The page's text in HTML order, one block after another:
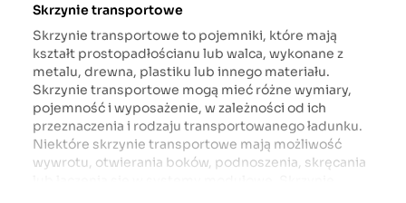
Skrzynie transportowe
Skrzynie transportowe to pojemniki, które mają
kształt prostopadłościanu lub walca, wykonane z
metalu, drewna, plastiku lub innego materiału.
Skrzynie transportowe mogą mieć różne wymiary,
pojemność i wyposażenie, w zależności od ich
przeznaczenia i rodzaju transportowanego ładunku.
Niektóre skrzynie transportowe mają możliwość
wywrotu, otwierania boków, podnoszenia, skręcania